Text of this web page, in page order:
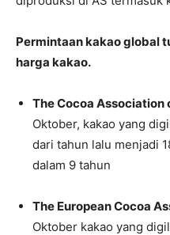
Permintaan kakao global
harga kakao.
The Cocoa Association
Oktober, kakao yang
dari tahun lalu menjadi
dalam 9 tahun
The European Cocoa
Oktober kakao yang